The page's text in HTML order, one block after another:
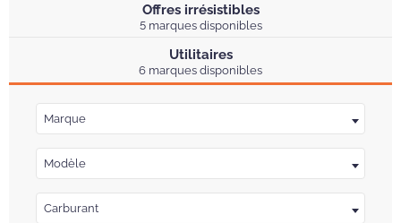
Offres irrésistibles
5 marques disponibles
Utilitaires
6 marques disponibles
Marque
Modèle
Carburant